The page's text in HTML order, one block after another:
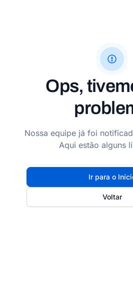
Ops,
Nossa equipe já foi
Aqui estão alguns
Ir para o
Voltar